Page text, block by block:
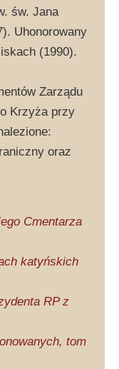
św. Jana
Uhonorowany
(1990).
Zarządu
Krzyża przy
oraz
Cmentarza
katyńskich
RP z
tom